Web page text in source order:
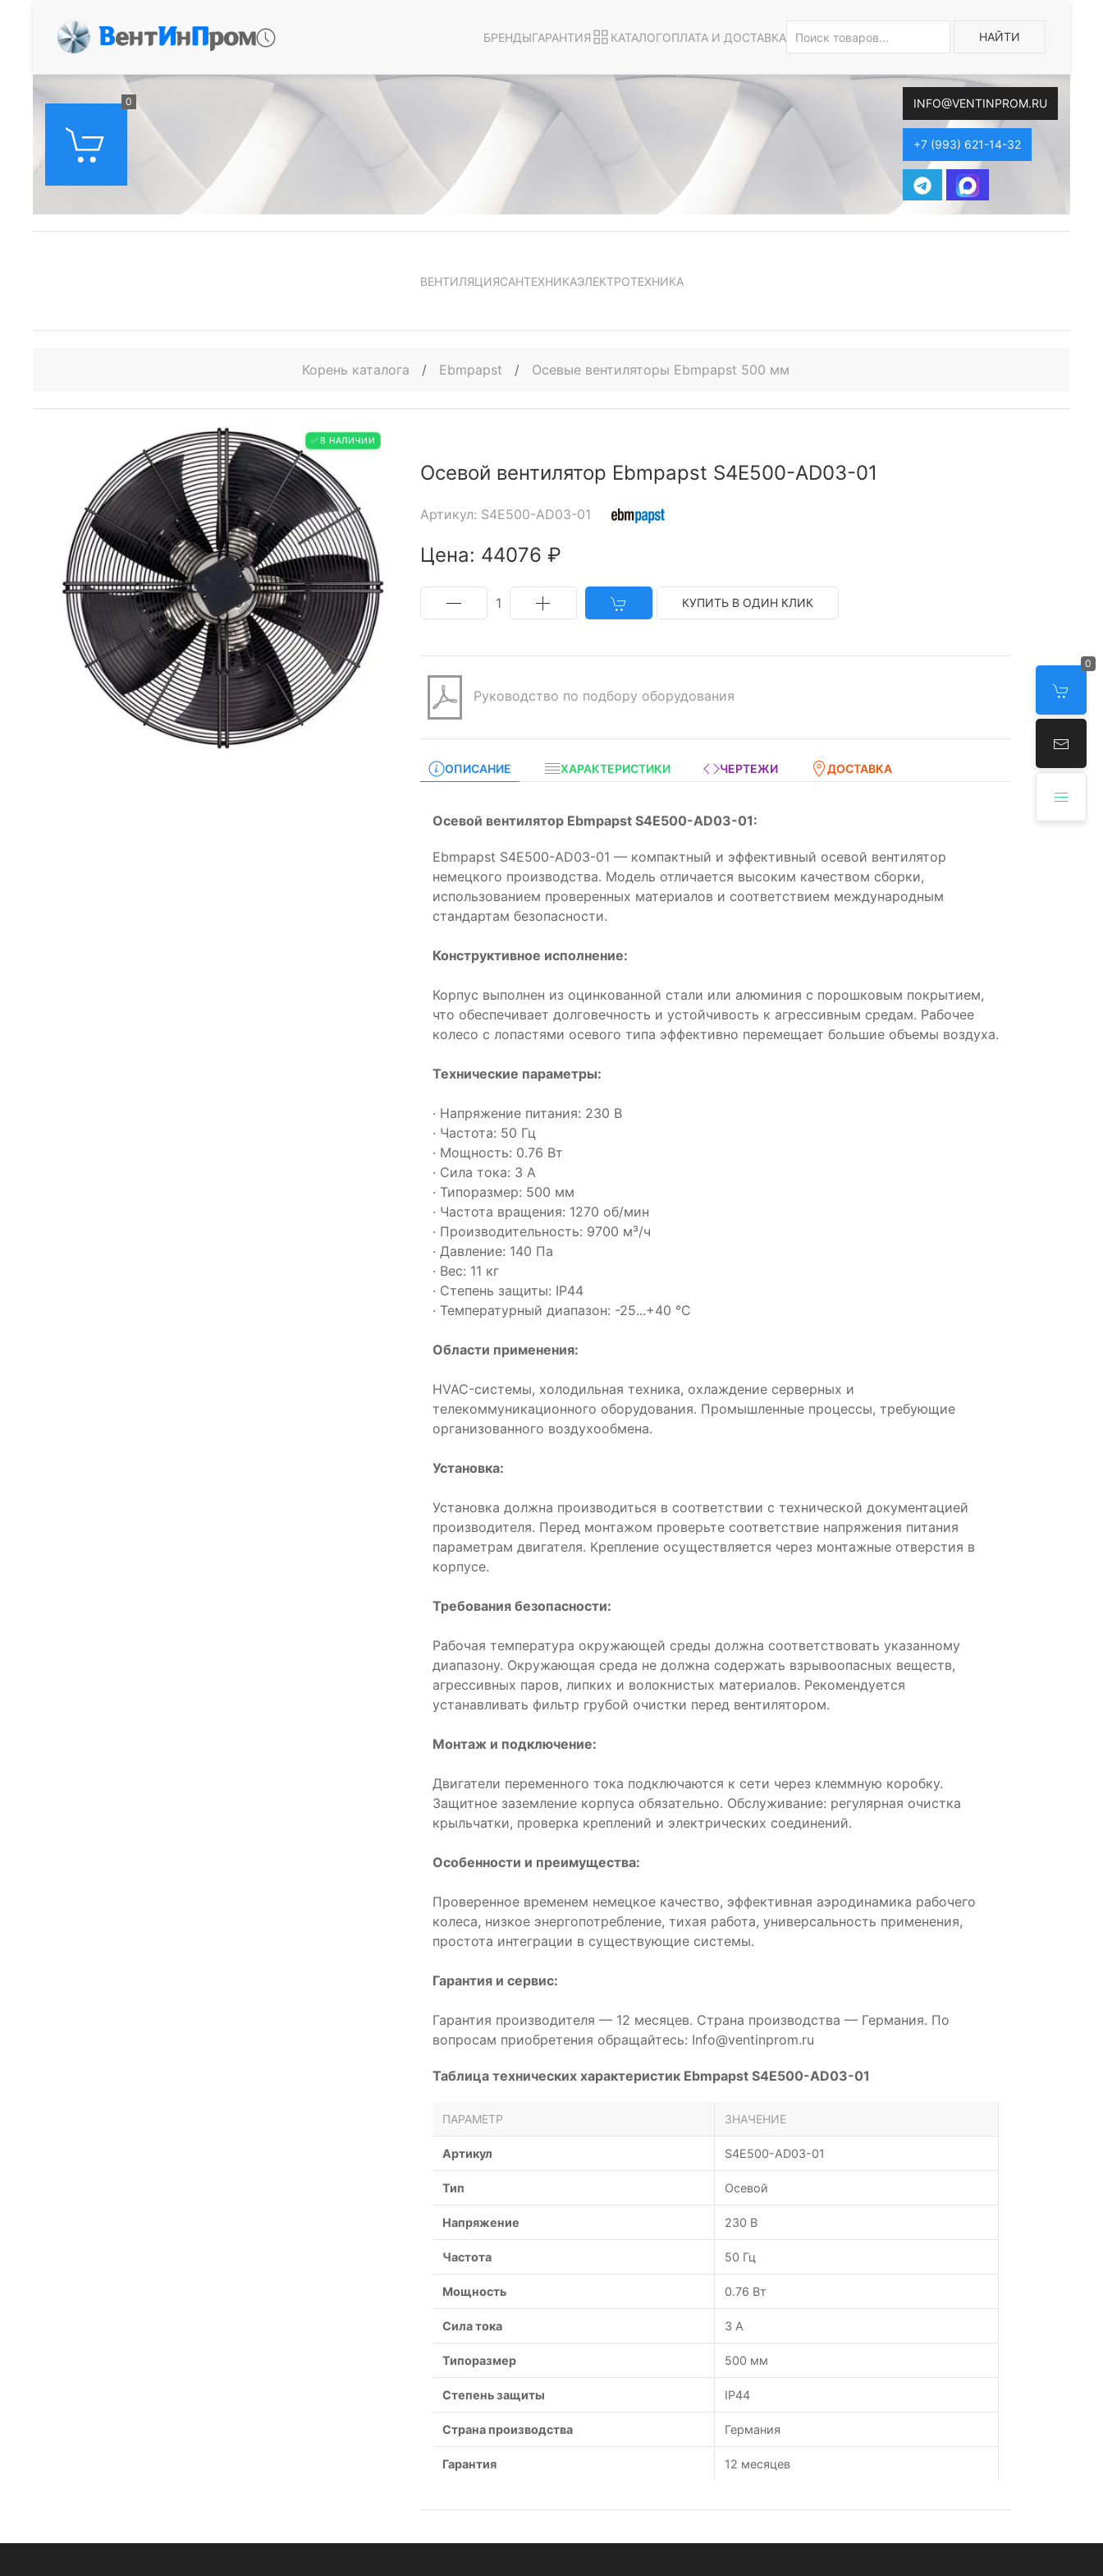
ВентИнПром БРЕНДЫГАРАНТИЯ КАТАЛОГОПЛАТА И ДОСТАВКА НАЙТИ
0 INFO@VENTINPROM.RU
+7 (993) 621-14-32
0
ВЕНТИЛЯЦИЯСАНТЕХНИКАЭЛЕКТРОТЕХНИКА
Корень каталога / Ebmpapst / Осевые вентиляторы Ebmpapst 500 мм
✅ В НАЛИЧИИ
Осевой вентилятор Ebmpapst S4E500-AD03-01
Артикул: S4E500-AD03-01
Цена: 44076 ₽
1 КУПИТЬ В ОДИН КЛИК
Руководство по подбору оборудования
ОПИСАНИЕ ХАРАКТЕРИСТИКИ ЧЕРТЕЖИ ДОСТАВКА
Осевой вентилятор Ebmpapst S4E500-AD03-01:
Ebmpapst S4E500-AD03-01 — компактный и эффективный осевой вентилятор
немецкого производства. Модель отличается высоким качеством сборки,
использованием проверенных материалов и соответствием международным
стандартам безопасности.
Конструктивное исполнение:
Корпус выполнен из оцинкованной стали или алюминия с порошковым покрытием,
что обеспечивает долговечность и устойчивость к агрессивным средам. Рабочее
колесо с лопастями осевого типа эффективно перемещает большие объемы воздуха.
Технические параметры:
· Напряжение питания: 230 В
· Частота: 50 Гц
· Мощность: 0.76 Вт
· Сила тока: 3 А
· Типоразмер: 500 мм
· Частота вращения: 1270 об/мин
· Производительность: 9700 м³/ч
· Давление: 140 Па
· Вес: 11 кг
· Степень защиты: IP44
· Температурный диапазон: -25...+40 °C
Области применения:
HVAC-системы, холодильная техника, охлаждение серверных и
телекоммуникационного оборудования. Промышленные процессы, требующие
организованного воздухообмена.
Установка:
Установка должна производиться в соответствии с технической документацией
производителя. Перед монтажом проверьте соответствие напряжения питания
параметрам двигателя. Крепление осуществляется через монтажные отверстия в
корпусе.
Требования безопасности:
Рабочая температура окружающей среды должна соответствовать указанному
диапазону. Окружающая среда не должна содержать взрывоопасных веществ,
агрессивных паров, липких и волокнистых материалов. Рекомендуется
устанавливать фильтр грубой очистки перед вентилятором.
Монтаж и подключение:
Двигатели переменного тока подключаются к сети через клеммную коробку.
Защитное заземление корпуса обязательно. Обслуживание: регулярная очистка
крыльчатки, проверка креплений и электрических соединений.
Особенности и преимущества:
Проверенное временем немецкое качество, эффективная аэродинамика рабочего
колеса, низкое энергопотребление, тихая работа, универсальность применения,
простота интеграции в существующие системы.
Гарантия и сервис:
Гарантия производителя — 12 месяцев. Страна производства — Германия. По
вопросам приобретения обращайтесь: Info@ventinprom.ru
Таблица технических характеристик Ebmpapst S4E500-AD03-01
ПАРАМЕТР ЗНАЧЕНИЕ
Артикул S4E500-AD03-01
Тип Осевой
Напряжение 230 В
Частота 50 Гц
Мощность 0.76 Вт
Сила тока 3 А
Типоразмер 500 мм
Степень защиты IP44
Страна производства Германия
Гарантия 12 месяцев